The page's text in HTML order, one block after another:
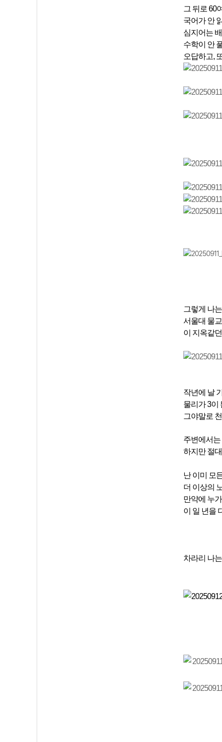
그 뒤로 60
국어가 안
심지어는
수학이 안
오답하고,
그렇게 나
서울대 물
이 지옥같
작년에 날
물리가 3이
그야말로
주변에서
하지만 절
난 이미 모
더 이상의
만약에 누
이 일 년을
차라리 나